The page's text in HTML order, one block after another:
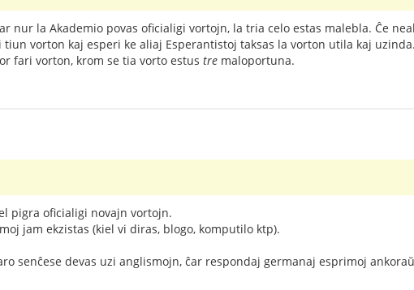
nur la Akademio povas oficialigi vortojn, la tria celo estas malebla. Ĉe
vorton kaj esperi ke aliaj Esperantistoj taksas la vorton utila kaj
fari vorton, krom se tia vorto estus tre maloportuna.
pigra oficialigi novajn vortojn.
jam ekzistas (kiel vi diras, blogo, komputilo ktp).
senĉese devas uzi anglismojn, ĉar respondaj germanaj esprimoj